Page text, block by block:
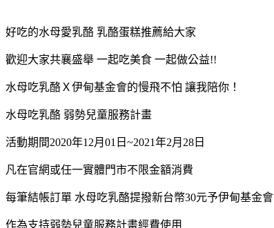
好吃的水母愛乳酪 乳酪蛋糕推薦給大家
歡迎大家共襄盛舉 一起吃美食 一起做公益!!
水母吃乳酪Ｘ伊甸基金會的慢飛不怕 讓我陪你！
水母吃乳酪 弱勢兒童服務計畫
活動期間2020年12月01日~2021年2月28日
凡在官網或任一實體門市不限金額消費
每筆結帳訂單 水母吃乳酪提撥新台幣30元予伊甸基金會
作為支持弱勢兒童服務計畫經費使用